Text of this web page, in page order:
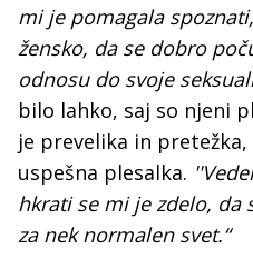
mi je pomagala
žensko, da se dobro
odnosu do svoje
bilo lahko, saj so njeni
je prevelika in
uspešna plesalka.
hkrati se mi je zdelo, da
za nek normalen svet.“